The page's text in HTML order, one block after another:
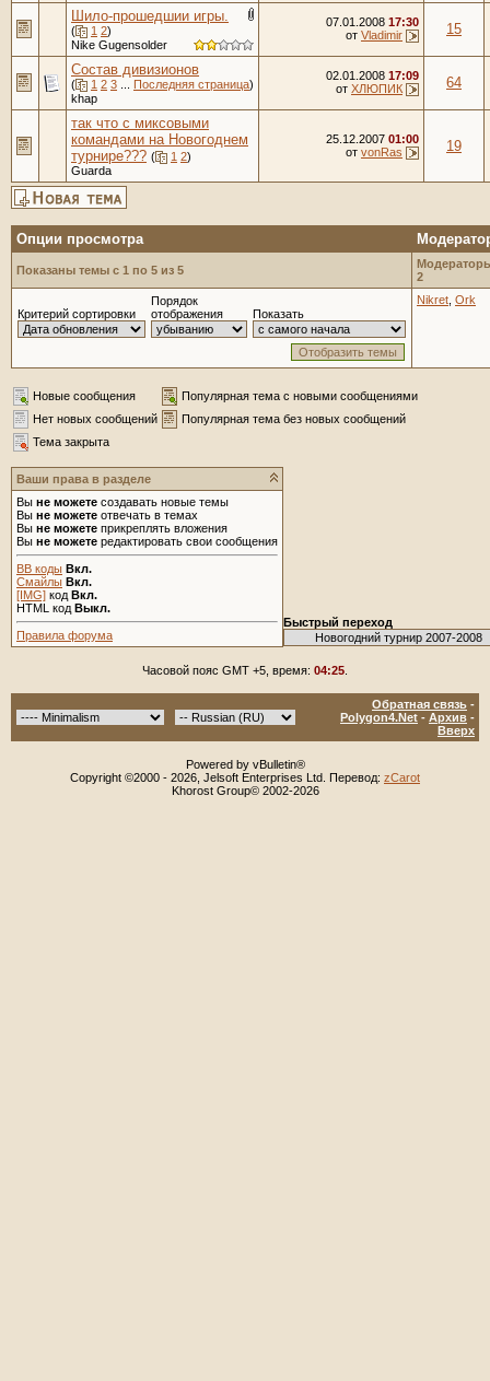
Шило-прошедшии игры.
( 1 2)
Nike Gugensolder
07.01.2008 17:30
от Vladimir 15
Состав дивизионов
( 1 2 3 Последняя страница)
khap
02.01.2008 17:09
от ХЛЮПИК 64
так что с миксовыми
командами на Новогоднем
турнире??? ( 1 2)
Guarda
25.12.2007 01:00
от vonRas 19
Опции просмотра
Показаны темы с 1 по 5 из 5
2
Критерий сортировки
Порядок
отображения
Показать
Nikret Ork
Новые сообщения
Популярная тема с новыми сообщениями
Нет новых сообщений
Популярная тема без новых сообщений
Тема закрыта
Ваши права в разделе
Вы не можете создавать новые темы
Вы не можете отвечать в темах
Вы не можете прикреплять вложения
Вы не можете редактировать свои сообщения
BB коды Вкл.
Смайлы Вкл.
[IMG] код Вкл.
HTML код Выкл.
Правила форума
Быстрый переход
Часовой пояс GMT +5, время: 04:25
Обратная связь -
Polygon4.Net - Архив -
Вверх
Powered by vBulletin®
Copyright ©2000 - 2026, Jelsoft Enterprises Ltd. Перевод: zCarot
Khorost Group© 2002-2026